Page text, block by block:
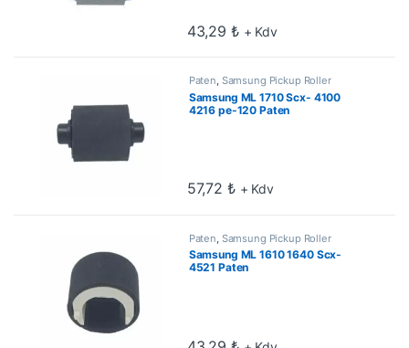
43,29 ₺ + Kdv
Paten, Samsung Pickup Roller
Samsung ML 1710 Scx- 4100
4216 pe-120 Paten
57,72 ₺ + Kdv
Paten Samsung Pickup Roller
Samsung ML 1610 1640 Scx-
4521 Paten